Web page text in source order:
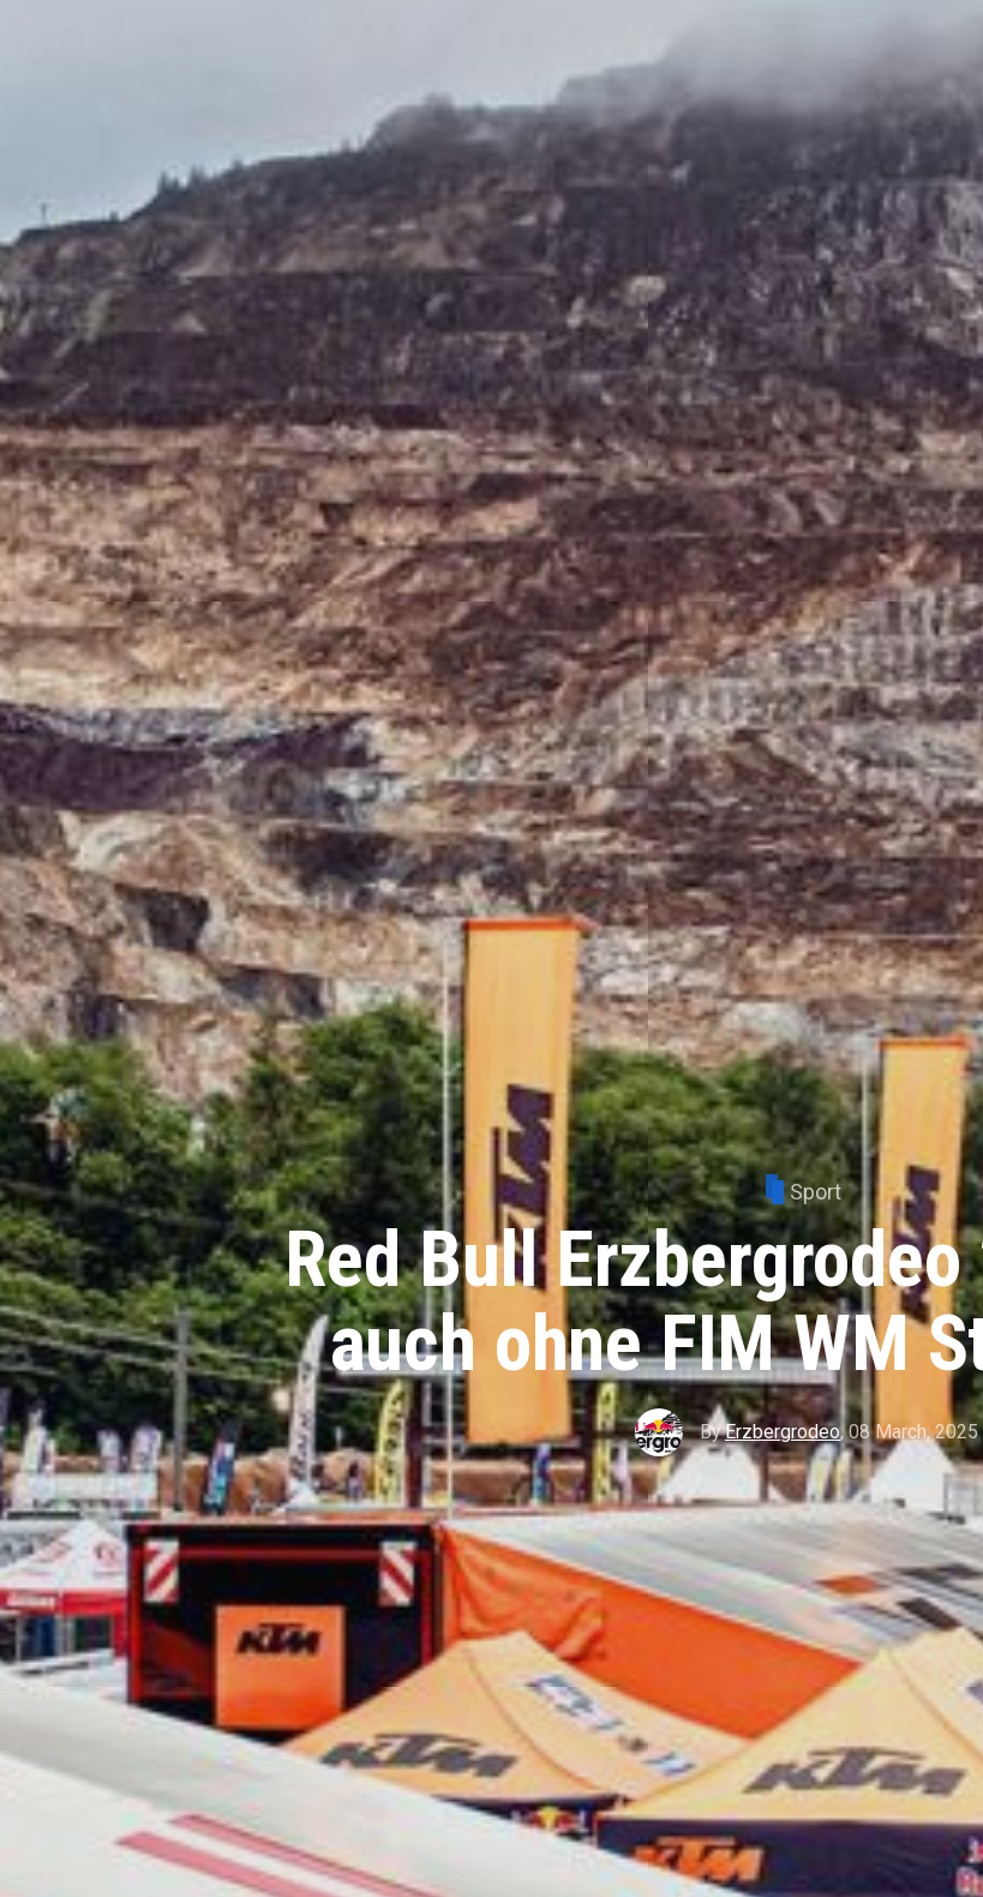
Sport
Red Bull
auch ohne FIM WM
ByErzbergrodeo,08 March, 2025